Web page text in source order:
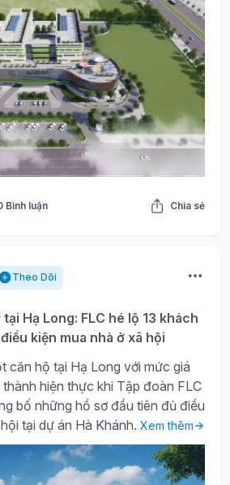
Bình luận Chia sẻ
Theo Dõi
Hạ Long: FLC hé lộ 13 khách
kiện mua nhà ở xã hội
căn hộ tại Hạ Long với mức giá
hiện thực khi Tập đoàn FLC
bố những hồ sơ đầu tiên đủ điều
tại dự án Hà Khánh. Xem thêm